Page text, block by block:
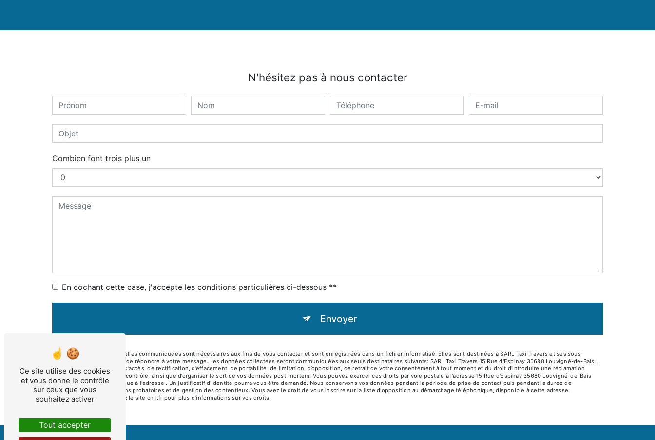
N'hésitez pas à nous contacter
Combien font trois plus un
En cochant cette case, j'accepte les conditions particulières ci-dessous **
Envoyer
** Les données personnelles communiquées sont nécessaires aux fins de vous contacter et sont enregistrées dans un fichier informatisé. Elles sont destinées à SARL Taxi Travers et ses sous-
traitants dans le seul but de répondre à votre message. Les données collectées seront communiquées aux seuls destinataires suivants: SARL Taxi Travers 15 Rue d'Espinay 35680 Louvigné-de-Bais .
Vous disposez de droits d’accès, de rectification, d’effacement, de portabilité, de limitation, d’opposition, de retrait de votre consentement à tout moment et du droit d’introduire une réclamation
auprès d’une autorité de contrôle, ainsi que d’organiser le sort de vos données post-mortem. Vous pouvez exercer ces droits par voie postale à l'adresse 15 Rue d'Espinay 35680 Louvigné-de-Bais
ou par courrier électronique à l'adresse . Un justificatif d'identité pourra vous être demandé. Nous conservons vos données pendant la période de prise de contact puis pendant la durée de
prescription légale aux fins probatoires et de gestion des contentieux. Vous avez le droit de vous inscrire sur la liste d'opposition au démarchage téléphonique, disponible à cette adresse:
Bloctel.gouv.fr
. Consultez le site cnil.fr pour plus d’informations sur vos droits.
Ce site utilise des cookies
et vous donne le contrôle
sur ceux que vous
souhaitez activer
Tout accepter